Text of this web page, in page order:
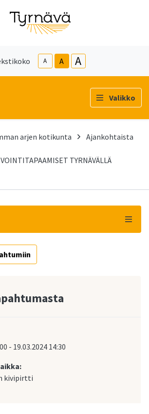
A A A
Valikko
arjen kotikunta
Ajankohtaista
TYRNÄVÄLLÄ
- 19.03.2024 14:30
kivipirtti